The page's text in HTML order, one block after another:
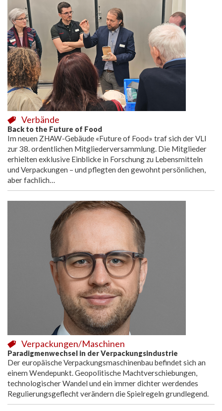
Back to the Future of Food
Verbände
Im neuen ZHAW-Gebäude «Future of Food» traf sich der VLI
zur 38. ordentlichen Mitgliederversammlung. Die Mitglieder
erhielten exklusive Einblicke in Forschung zu Lebensmitteln
und Verpackungen – und pflegten den gewohnt persönlichen,
aber fachlich…
Paradigmenwechsel in der Verpackungsindustrie
Verpackungen/Maschinen
Der europäische Verpackungsmaschinenbau befindet sich an
einem Wendepunkt. Geopolitische Machtverschiebungen,
technologischer Wandel und ein immer dichter werdendes
Regulierungsgeflecht verändern die Spielregeln grundlegend.